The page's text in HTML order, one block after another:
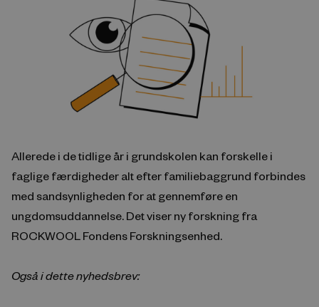
Allerede i de tidlige år i grundskolen kan forskelle i
faglige færdigheder alt efter familiebaggrund forbindes
med sandsynligheden for at gennemføre en
ungdomsuddannelse. Det viser ny forskning fra
ROCKWOOL Fondens Forskningsenhed.
Også i dette nyhedsbrev: